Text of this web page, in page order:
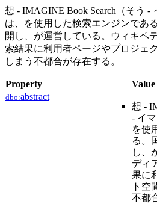
想 - IMAGINE Book Search（そう -
は、を使用した検索エンジンであ
開し、が運営している。ウィキペ
索結果に利用者ページやプロジェ
しまう不都合が存在する。
Property Value
dbo:abstract
想 -
- イ
を使
る。
し、
ディ
果に
ト空
不都